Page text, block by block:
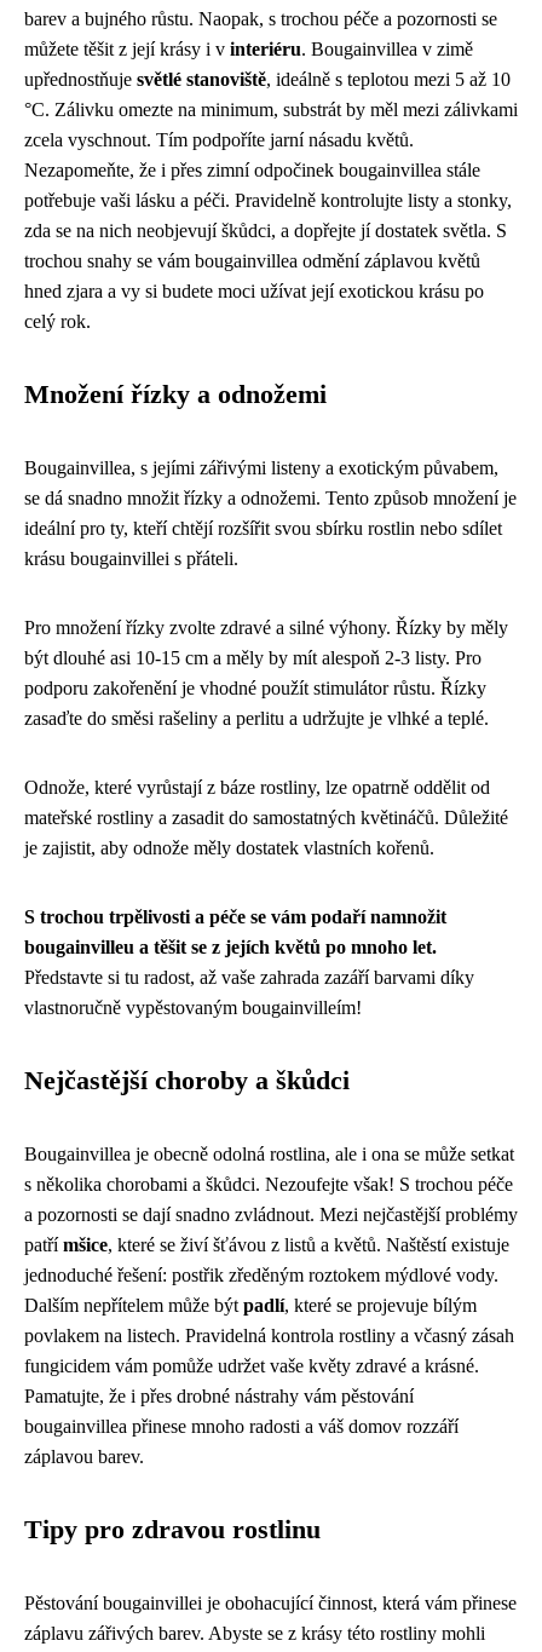
barev a bujného růstu. Naopak, s trochou péče a pozornosti se
můžete těšit z její krásy i v interiéru. Bougainvillea v zimě
upřednostňuje světlé stanoviště, ideálně s teplotou mezi 5 až 10
°C. Zálivku omezte na minimum, substrát by měl mezi zálivkami
zcela vyschnout. Tím podpoříte jarní násadu květů.
Nezapomeňte, že i přes zimní odpočinek bougainvillea stále
potřebuje vaši lásku a péči. Pravidelně kontrolujte listy a stonky,
zda se na nich neobjevují škůdci, a dopřejte jí dostatek světla. S
trochou snahy se vám bougainvillea odmění záplavou květů
hned zjara a vy si budete moci užívat její exotickou krásu po
celý rok.
Množení řízky a odnožemi
Bougainvillea, s jejími zářivými listeny a exotickým půvabem,
se dá snadno množit řízky a odnožemi. Tento způsob množení je
ideální pro ty, kteří chtějí rozšířit svou sbírku rostlin nebo sdílet
krásu bougainvillei s přáteli.
Pro množení řízky zvolte zdravé a silné výhony. Řízky by měly
být dlouhé asi 10-15 cm a měly by mít alespoň 2-3 listy. Pro
podporu zakořenění je vhodné použít stimulátor růstu. Řízky
zasaďte do směsi rašeliny a perlitu a udržujte je vlhké a teplé.
Odnože, které vyrůstají z báze rostliny, lze opatrně oddělit od
mateřské rostliny a zasadit do samostatných květináčů. Důležité
je zajistit, aby odnože měly dostatek vlastních kořenů.
S trochou trpělivosti a péče se vám podaří namnožit
bougainvilleu a těšit se z jejích květů po mnoho let.
Představte si tu radost, až vaše zahrada zazáří barvami díky
vlastnoručně vypěstovaným bougainvilleím!
Nejčastější choroby a škůdci
Bougainvillea je obecně odolná rostlina, ale i ona se může setkat
s několika chorobami a škůdci. Nezoufejte však! S trochou péče
a pozornosti se dají snadno zvládnout. Mezi nejčastější problémy
patřímšice, které se živí šťávou z listů a květů. Naštěstí existuje
jednoduché řešení: postřik zředěným roztokem mýdlové vody.
Dalším nepřítelem může být padlí, které se projevuje bílým
povlakem na listech. Pravidelná kontrola rostliny a včasný zásah
fungicidem vám pomůže udržet vaše květy zdravé a krásné.
Pamatujte, že i přes drobné nástrahy vám pěstování
bougainvillea přinese mnoho radosti a váš domov rozzáří
záplavou barev.
Tipy pro zdravou rostlinu
Pěstování bougainvillei je obohacující činnost, která vám přinese
záplavu zářivých barev. Abyste se z krásy této rostliny mohli